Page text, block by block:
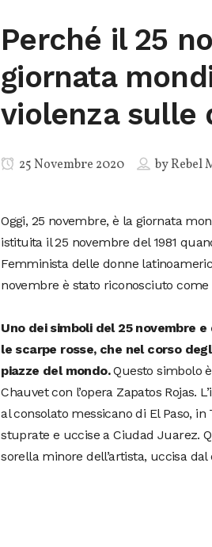
Perché il 25
giornata
violenza sulle
25 Novembre 2020 byRebel
Oggi, 25 novembre, è la giornata
istituita il 25 novembre del 1981
Femminista delle donne
novembre è stato riconosciuto
Uno dei simboli del 25 novembre
le scarpe rosse, che nel corso
piazze del mondo.Questo simbolo
Chauvet con l’opera Zapatos Rojas.
al consolato messicano di El Paso,
stuprate e uccise a Ciudad Juarez.
sorella minore dell’artista, uccisa